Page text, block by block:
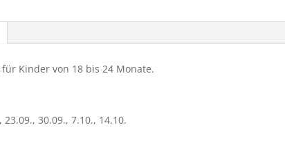
Kinder von 18 bis 24 Monate.
23.09., 30.09., 7.10., 14.10.